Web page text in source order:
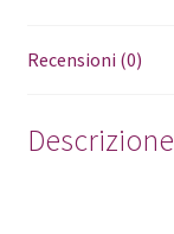
Recensioni (0)
Descrizione